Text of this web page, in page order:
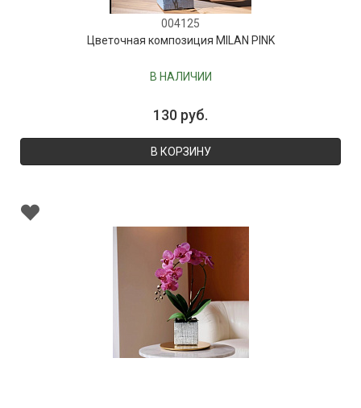
004125
Цветочная композиция MILAN PINK
В НАЛИЧИИ
130 руб.
В КОРЗИНУ